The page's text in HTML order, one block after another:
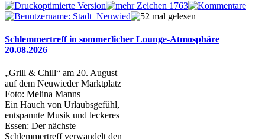
Schlemmertreff in sommerlicher Lounge-Atmosphäre
20.08.2026
„Grill & Chill“ am 20. August
auf dem Neuwieder Marktplatz
Foto: Melina Manns
Ein Hauch von Urlaubsgefühl,
entspannte Musik und leckeres
Essen: Der nächste
Schlemmertreff verwandelt den